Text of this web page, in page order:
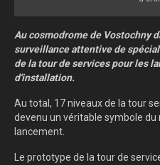
Au cosmodrome de Vostochny
surveillance attentive de
de la tour de services pour les
d'installation.
Au total, 17 niveaux de la tour
devenu un véritable symbole du
lancement.
Le prototype de la tour de